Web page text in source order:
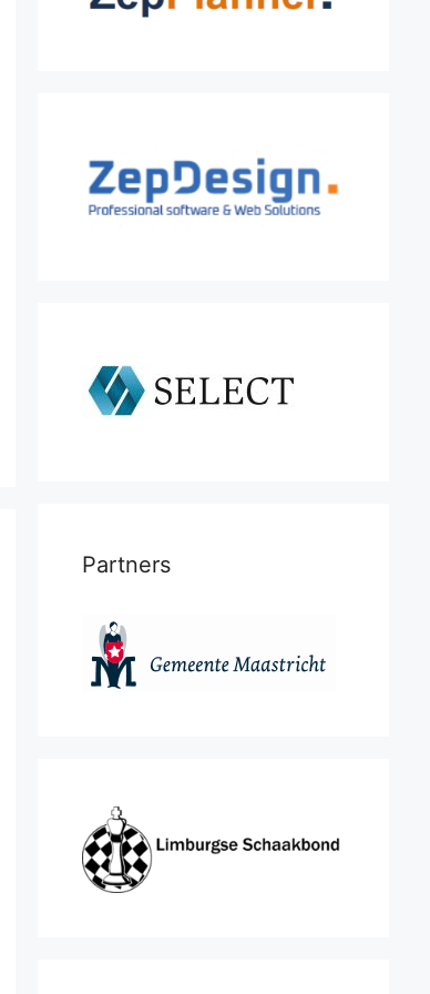
Partners